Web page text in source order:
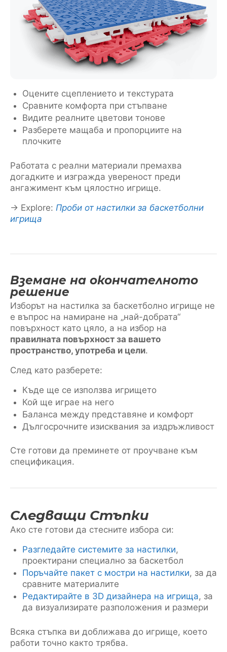
Оцените сцеплението и текстурата
Сравните комфорта при стъпване
Видите реалните цветови тонове
Разберете мащаба и пропорциите на
плочките
Работата с реални материали премахва
догадките и изгражда увереност преди
ангажимент към цялостно игрище.
→ Explore: Проби от настилки за баскетболни
игрища
Вземане на окончателното
решение
Изборът на настилка за баскетболно игрище не
е въпрос на намиране на „най-добрата“
повърхност като цяло, а на избор на
правилната повърхност за вашето
пространство, употреба и цели.
След като разберете:
Къде ще се използва игрището
Кой ще играе на него
Баланса между представяне и комфорт
Дългосрочните изисквания за издръжливост
Сте готови да преминете от проучване към
спецификация.
Следващи Стъпки
Ако сте готови да стесните избора си:
Разгледайте системите за настилки,
проектирани специално за баскетбол
Поръчайте пакет с мостри на настилки, за да
сравните материалите
Редактирайте в 3D дизайнера на игрища, за
да визуализирате разположения и размери
Всяка стъпка ви доближава до игрище, което
работи точно както трябва.